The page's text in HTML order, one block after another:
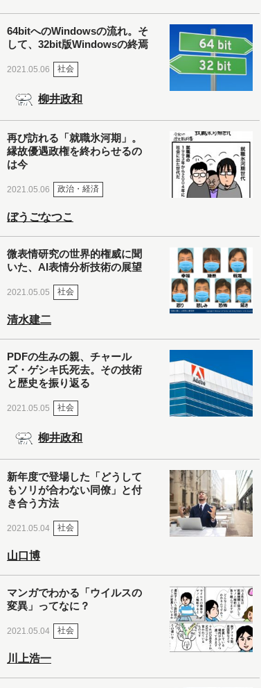
64bitへのWindowsの流れ。そ
して、32bit版Windowsの終焉
2021.05.06 社会
柳井政和
再び訪れる「就職氷河期」。
縁故優遇政権を終わらせるの
は今
2021.05.06 政治・経済
ぼうごなつこ
微表情研究の世界的権威に聞
いた、AI表情分析技術の展望
2021.05.05 社会
清水建二
PDFの生みの親、チャール
ズ・ゲシキ氏死去。その技術
と歴史を振り返る
2021.05.05 社会
柳井政和
新年度で登場した「どうして
もソリが合わない同僚」と付
き合う方法
2021.05.04 社会
山口博
マンガでわかる「ウイルスの
変異」ってなに？
2021.05.04 社会
川上浩一